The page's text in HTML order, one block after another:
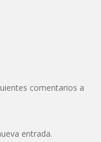
comentarios a
entrada.